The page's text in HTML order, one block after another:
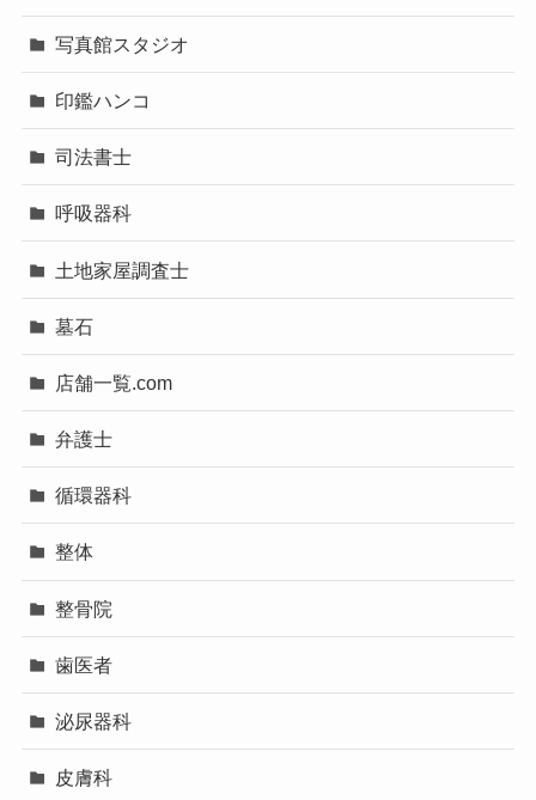
写真館スタジオ
印鑑ハンコ
司法書士
呼吸器科
土地家屋調査士
墓石
店舗一覧.com
弁護士
循環器科
整体
整骨院
歯医者
泌尿器科
皮膚科